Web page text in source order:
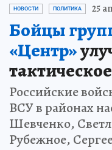
НОВОСТИ ПОЛИТИКА 25
Бойцы
«Центр»
Российские
ВСУ в районах
Шевченко,
Рубежное,